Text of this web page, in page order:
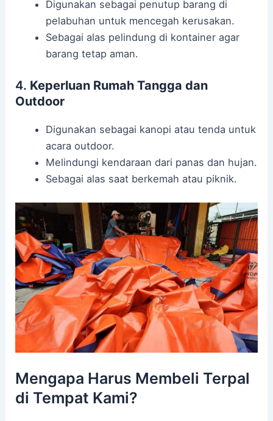
Digunakan sebagai penutup barang di
pelabuhan untuk mencegah kerusakan.
Sebagai alas pelindung di kontainer agar
barang tetap aman.
4. Keperluan Rumah Tangga dan
Outdoor
Digunakan sebagai kanopi atau tenda untuk
acara outdoor.
Melindungi kendaraan dari panas dan hujan.
Sebagai alas saat berkemah atau piknik.
Mengapa Harus Membeli Terpal
di Tempat Kami?